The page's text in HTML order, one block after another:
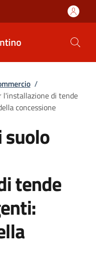
/
l'installazione di tende
concessione
suolo
tende